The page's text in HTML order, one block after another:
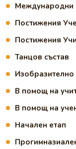
Международни
Постижения
Постижения
Танцов състав
Изобразително
В помощ на
В помощ на
Начален етап